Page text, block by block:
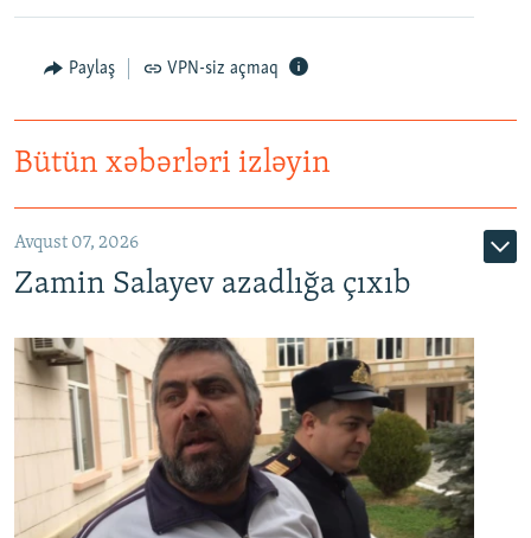
Paylaş VPN-siz açmaq
Bütün xəbərləri izləyin
Avqust 07, 2026
Zamin Salayev azadlığa çıxıb